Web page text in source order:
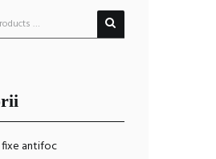
antifoc